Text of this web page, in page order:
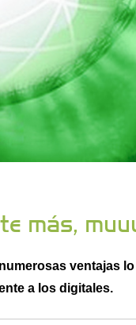
más,
ventajas
a los digitales.